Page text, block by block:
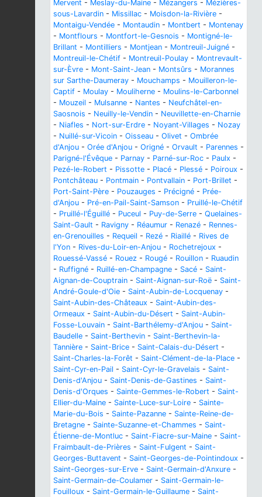
Mervent - Meslay-du-Maine - Mézangers - Mézières-
sous-Lavardin - Missillac - Moisdon-la-Rivière -
Montaigu-Vendée - Montaudin - Montbert - Montenay
- Montflours - Montfort-le-Gesnois - Montigné-le-
Brillant - Montilliers - Montjean - Montreuil-Juigné -
Montreuil-le-Chétif - Montreuil-Poulay - Montrevault-
sur-Èvre - Mont-Saint-Jean - Montsûrs - Morannes
sur Sarthe-Daumeray - Mouchamps - Mouilleron-le-
Captif - Moulay - Mouliherne - Moulins-le-Carbonnel
- Mouzeil - Mulsanne - Nantes - Neufchâtel-en-
Saosnois - Neuilly-le-Vendin - Neuvillette-en-Charnie
- Niafles - Nort-sur-Erdre - Noyant-Villages - Nozay
- Nuillé-sur-Vicoin - Oisseau - Olivet - Ombrée
d'Anjou - Orée d'Anjou - Origné - Orvault - Parennes -
Parigné-l'Évêque - Parnay - Parné-sur-Roc - Paulx -
Pezé-le-Robert - Pissotte - Placé - Plessé - Poiroux -
Pontchâteau - Pontmain - Pontvallain - Port-Brillet -
Port-Saint-Père - Pouzauges - Précigné - Prée-
d'Anjou - Pré-en-Pail-Saint-Samson - Pruillé-le-Chétif
- Pruillé-l'Éguillé - Puceul - Puy-de-Serre - Quelaines-
Saint-Gault - Ravigny - Réaumur - Renazé - Rennes-
en-Grenouilles - Requeil - Rezé - Riaillé - Rives de
l'Yon - Rives-du-Loir-en-Anjou - Rochetrejoux -
Rouessé-Vassé - Rouez - Rougé - Rouillon - Ruaudin
- Ruffigné - Ruillé-en-Champagne - Sacé - Saint-
Aignan-de-Couptrain - Saint-Aignan-sur-Roë - Saint-
André-Goule-d'Oie - Saint-Aubin-de-Locquenay -
Saint-Aubin-des-Châteaux - Saint-Aubin-des-
Ormeaux - Saint-Aubin-du-Désert - Saint-Aubin-
Fosse-Louvain - Saint-Barthélemy-d'Anjou - Saint-
Baudelle - Saint-Berthevin - Saint-Berthevin-la-
Tannière - Saint-Brice - Saint-Calais-du-Désert -
Saint-Charles-la-Forêt - Saint-Clément-de-la-Place -
Saint-Cyr-en-Pail - Saint-Cyr-le-Gravelais - Saint-
Denis-d'Anjou - Saint-Denis-de-Gastines - Saint-
Denis-d'Orques - Sainte-Gemmes-le-Robert - Saint-
Ellier-du-Maine - Sainte-Luce-sur-Loire - Sainte-
Marie-du-Bois - Sainte-Pazanne - Sainte-Reine-de-
Bretagne - Sainte-Suzanne-et-Chammes - Saint-
Étienne-de-Montluc - Saint-Fiacre-sur-Maine - Saint-
Fraimbault-de-Prières - Saint-Fulgent - Saint-
Georges-Buttavent - Saint-Georges-de-Pointindoux -
Saint-Georges-sur-Erve - Saint-Germain-d'Anxure -
Saint-Germain-de-Coulamer - Saint-Germain-le-
Fouilloux - Saint-Germain-le-Guillaume - Saint-